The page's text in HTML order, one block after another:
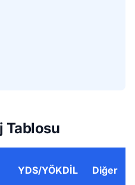
Tablosu
YDS/YÖKDİL Diğer